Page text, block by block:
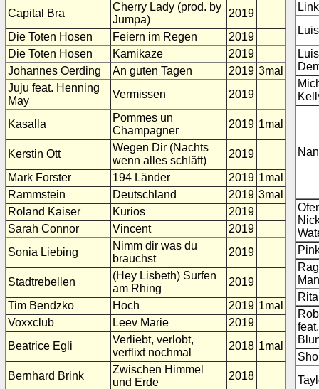
Capital Bra
Cherry Lady (prod. by
Jumpa)
2019
Die Toten Hosen
Feiern im Regen
2019
Die Toten Hosen
Kamikaze
2019
Johannes Oerding
An guten Tagen 2019 3mal
Juju feat. Henning
May
Vermissen 2019
Kasalla
Pommes un
Champagner
2019 1mal
Kerstin Ott
Wegen Dir (Nachts
wenn alles schläft)
2019
Mark Forster
194 Länder 2019 1mal
Rammstein
Deutschland 2019 3mal
Roland Kaiser
Kurios
2019
Sarah Connor
Vincent
2019
Sonia Liebing
Nimm dir was du
brauchst
2019
Stadtrebellen
(Hey Lisbeth) Surfen
am Rhing
2019
Tim Bendzko
Hoch 2019 1mal
Voxxclub
Leev Marie
2019
Beatrice Egli
Verliebt, verlobt,
verflixt nochmal
2018 1mal
Bernhard Brink
Zwischen Himmel
und Erde
2018
Man